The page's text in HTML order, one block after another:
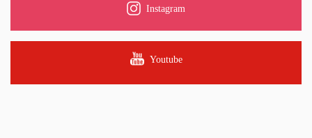
Instagram
Youtube